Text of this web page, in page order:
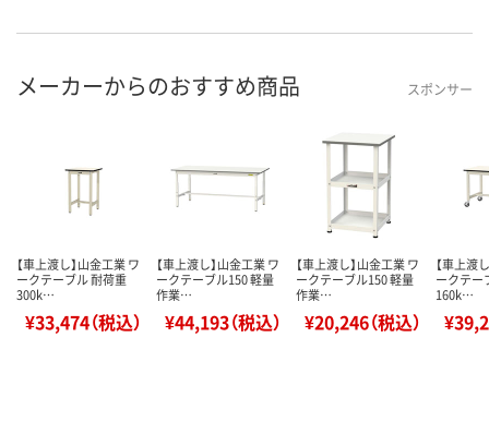
メーカーからのおすすめ商品 スポンサー
【車上渡し】山金工業 ワ
ークテーブル 耐荷重
300k…
¥33,474（税込）
【車上渡し】山金工業 ワ
ークテーブル150 軽量
作業…
¥44,193（税込）
【車上渡し】山金工業 ワ
ークテーブル150 軽量
作業…
¥20,246（税込）
【車上渡
ークテー
160k…